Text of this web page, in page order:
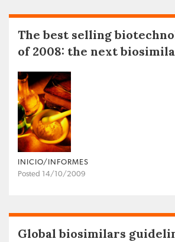
The best selling
of 2008: the next
INICIO/INFORMES
Posted 14/10/2009
Global biosimilars